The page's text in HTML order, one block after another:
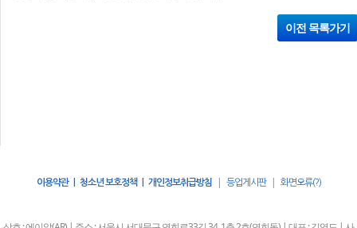
이전 목록가기
이용약관 | 청소년 보호정책 | 개인정보취급방침| 등업게시판| 화면오류(?)